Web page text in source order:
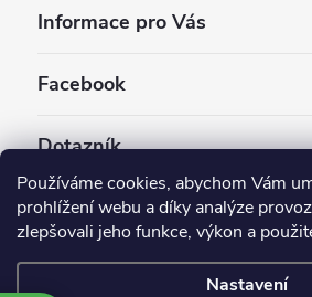
Používáme cookies, abychom Vám
prohlížení webu a díky analýze
zlepšovali jeho funkce, výkon a
Nastavení
Informace pro Vás
Facebook
Dotazník
Jaký styl vapování vám